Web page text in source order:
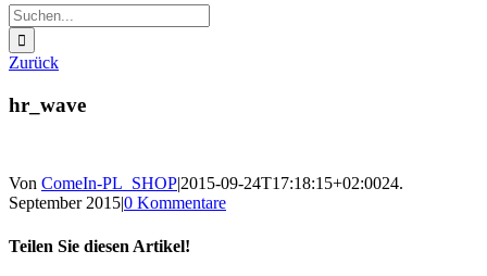
Suche
nach:
Zurück
hr_wave
Von ComeIn-PL_SHOP|2015-09-24T17:18:15+02:0024.
September 2015|0 Kommentare
Teilen Sie diesen Artikel!